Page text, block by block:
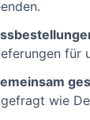
für
wie